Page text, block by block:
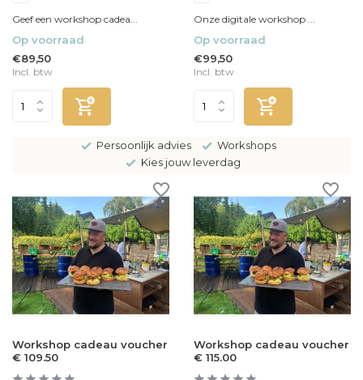
Geef een workshop cadea...
Op voorraad
€89,50
Incl. btw
Onze digitale workshop ...
Op voorraad
€99,50
Incl. btw
Persoonlijk advies
Workshops
Kies jouw leverdag
Workshop cadeau voucher
€ 109.50
Workshop cadeau voucher
€ 115.00